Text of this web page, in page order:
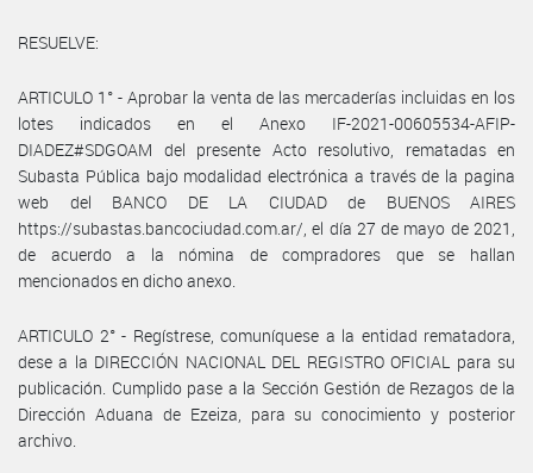
RESUELVE:
ARTICULO 1° - Aprobar la venta de las mercaderías incluidas en los
lotes indicados en el Anexo IF-2021-00605534-AFIP-
DIADEZ#SDGOAM del presente Acto resolutivo, rematadas en
Subasta Pública bajo modalidad electrónica a través de la pagina
web del BANCO DE LA CIUDAD de BUENOS AIRES
https://subastas.bancociudad.com.ar/, el día 27 de mayo de 2021,
de acuerdo a la nómina de compradores que se hallan
mencionados en dicho anexo.
ARTICULO 2° - Regístrese, comuníquese a la entidad rematadora,
dese a la DIRECCIÓN NACIONAL DEL REGISTRO OFICIAL para su
publicación. Cumplido pase a la Sección Gestión de Rezagos de la
Dirección Aduana de Ezeiza, para su conocimiento y posterior
archivo.